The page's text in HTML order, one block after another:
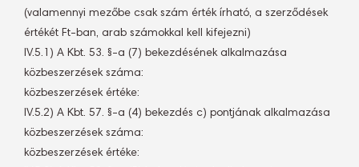
(valamennyi mezőbe csak szám érték írható, a szerződések
értékét Ft-ban, arab számokkal kell kifejezni)
IV.5.1) A Kbt. 53. §-a (7) bekezdésének alkalmazása
közbeszerzések száma: 
közbeszerzések értéke:
IV.5.2) A Kbt. 57. §-a (4) bekezdés c) pontjának alkalmazása
közbeszerzések száma: 
közbeszerzések értéke: